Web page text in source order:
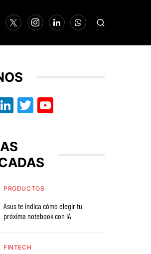
Instagram
LinkedIn
Twitter
PRODUCTOS
Asus te indica cómo elegir tu
próxima notebook con IA
FINTECH